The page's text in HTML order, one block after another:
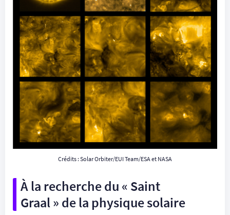
Crédits : Solar Orbiter/EUI Team/ESA et NASA
À la recherche du « Saint
Graal » de la physique solaire